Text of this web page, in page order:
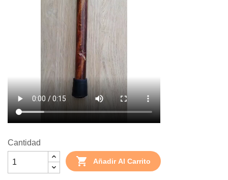
Cantidad
 Añadir Al Carrito